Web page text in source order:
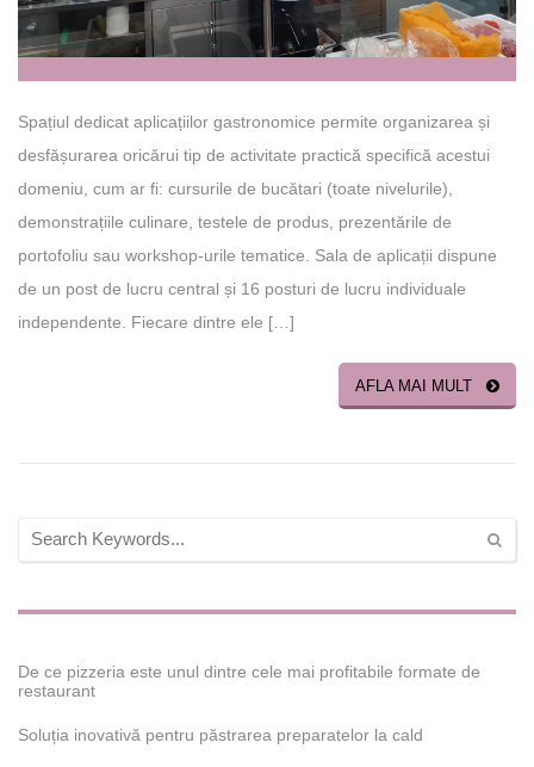
Spațiul dedicat aplicațiilor gastronomice permite organizarea și
desfășurarea oricărui tip de activitate practică specifică acestui
domeniu, cum ar fi: cursurile de bucătari (toate nivelurile),
demonstrațiile culinare, testele de produs, prezentările de
portofoliu sau workshop-urile tematice. Sala de aplicații dispune
de un post de lucru central și 16 posturi de lucru individuale
independente. Fiecare dintre ele […]
AFLA MAI MULT
De ce pizzeria este unul dintre cele mai profitabile formate de
restaurant
Soluția inovativă pentru păstrarea preparatelor la cald